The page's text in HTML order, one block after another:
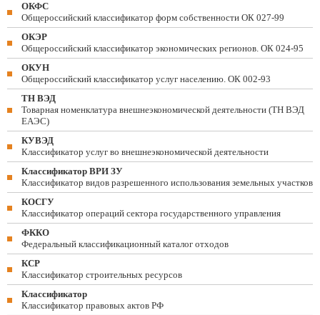
ОКФС
Общероссийский классификатор форм собственности ОК 027-99
ОКЭР
Общероссийский классификатор экономических регионов. ОК 024-95
ОКУН
Общероссийский классификатор услуг населению. ОК 002-93
ТН ВЭД
Товарная номенклатура внешнеэкономической деятельности (ТН ВЭД
ЕАЭС)
КУВЭД
Классификатор услуг во внешнеэкономической деятельности
Классификатор ВРИ ЗУ
Классификатор видов разрешенного использования земельных участков
КОСГУ
Классификатор операций сектора государственного управления
ФККО
Федеральный классификационный каталог отходов
КСР
Классификатор строительных ресурсов
Классификатор
Классификатор правовых актов РФ